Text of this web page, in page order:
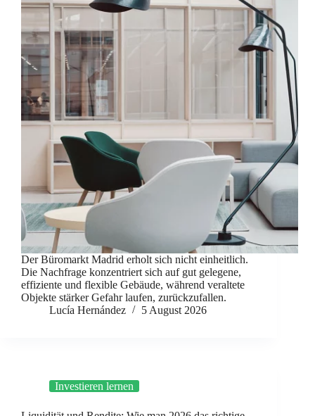
Der Büromarkt Madrid erholt sich nicht einheitlich.
Die Nachfrage konzentriert sich auf gut gelegene,
effiziente und flexible Gebäude, während veraltete
Objekte stärker Gefahr laufen, zurückzufallen.
Lucía Hernández
5 August 2026
Investieren lernen